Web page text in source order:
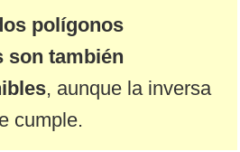
polígonos
son también
, aunque la inversa
cumple.